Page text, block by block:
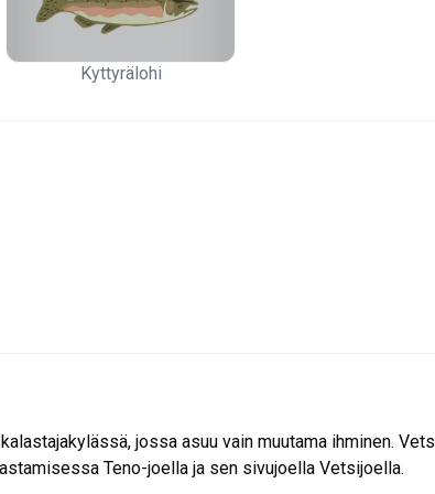
ota meihin yhteyttä!
Kyttyrälohi
jossa asuu vain muutama ihminen.
Teno-joella ja sen sivujoella Vetsijoella.